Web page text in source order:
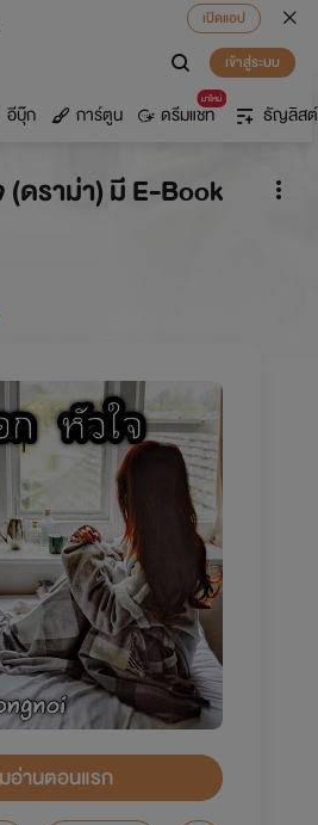
เปิดแอป
เข้าสู่ระบบ
อีบุ๊ก การ์ตูน
มาใหม่
ดรีมแชท ธัญลิสต์
(ดราม่า) มี E-Book
อ่านตอนแรก